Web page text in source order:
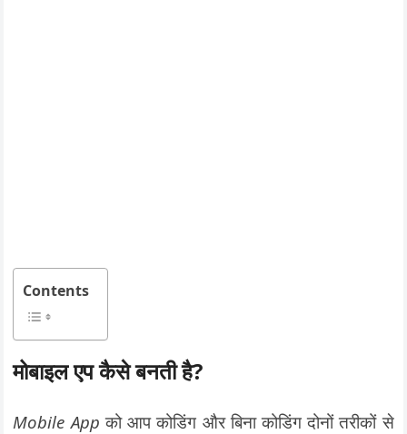
Contents
मोबाइल एप कैसे बनती है?
Mobile App को आप कोडिंग और बिना कोडिंग दोनों तरीकों से